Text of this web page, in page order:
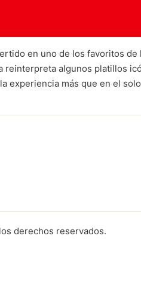
en uno de los favoritos
reinterpreta algunos platillos
experiencia más que en el
derechos reservados.